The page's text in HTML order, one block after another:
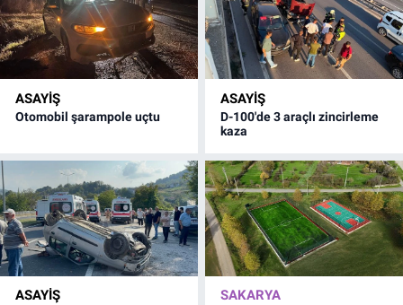
ASAYİŞ
Otomobil şarampole uçtu
ASAYİŞ
D-100'de 3 araçlı zincirleme
kaza
ASAYİŞ SAKARYA